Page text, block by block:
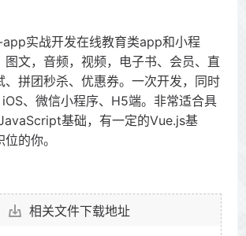
实战开发在线教育类app和小程
图文，音频，视频，电子书、会员、直
、拼团秒杀、优惠券。一次开发，同时
、微信小程序、H5端。非常适合具
基础，有一定的Vue.js基
的你。
相关文件下载地址